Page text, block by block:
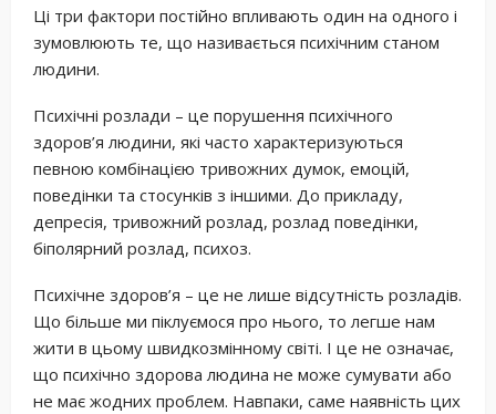
Ці три фактори постійно впливають один на одного і
зумовлюють те, що називається психічним станом
людини.
Психічні розлади – це порушення психічного
здоров’я людини, які часто характеризуються
певною комбінацією тривожних думок, емоцій,
поведінки та стосунків з іншими. До прикладу,
депресія, тривожний розлад, розлад поведінки,
біполярний розлад, психоз.
Психічне здоров’я – це не лише відсутність розладів.
Що більше ми піклуємося про нього, то легше нам
жити в цьому швидкозмінному світі. І це не означає,
що психічно здорова людина не може сумувати або
не має жодних проблем. Навпаки, саме наявність цих